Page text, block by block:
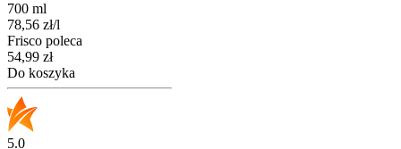
700 ml
78,56 zł/l
Frisco poleca
Cena
54,99 zł
Do koszyka
5.0